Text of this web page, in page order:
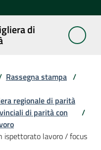
di
Rassegna stampa /
regionale di parità
di parità con
/
ispettorato lavoro / focus